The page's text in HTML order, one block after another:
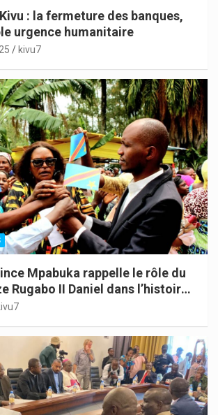
: la fermeture des banques,
urgence humanitaire
kivu7
Mpabuka rappelle le rôle du
Rugabo II Daniel dans l’histoire
du Congo